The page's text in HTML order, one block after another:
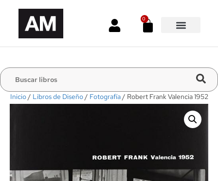
0
Inicio/ Libros de Diseño/ Fotografía/ Robert Frank Valencia 1952